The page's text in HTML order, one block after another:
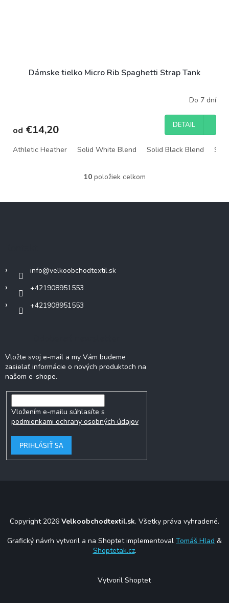
Dámske tielko Micro Rib Spaghetti Strap Tank
Do 7 dní
od €14,20 DETAIL
Athletic Heather Solid White Blend Solid Black Blend
O
l
p
s
u
10položiek celkom
info@velkoobchodtextil.sk
+421908951553
+421908951553
Vložte svoj e-mail a my Vám budeme
zasielať informácie o nových produktoch na
našom e-shope.
Vložením e-mailu súhlasíte s
podmienkami ochrany osobných údajov
PRIHLÁSIŤ SA
Copyright 2026 Velkoobchodtextil.sk. Všetky práva vyhradené.
Grafický návrh vytvoril a na Shoptet implementoval Tomáš Hlad &
Shoptetak.cz.
Vytvoril Shoptet